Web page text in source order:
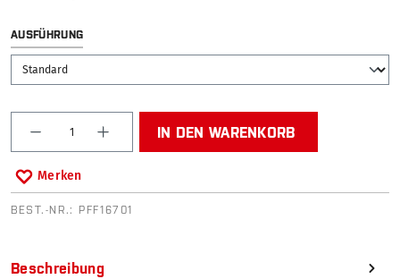
AUSFÜHRUNGAUSWÄHLEN
Produkt Anzahl: Gib den gewünschten Wert ein
IN DEN WARENKORB
Merken
BEST.-NR.: PFF16701
Beschreibung